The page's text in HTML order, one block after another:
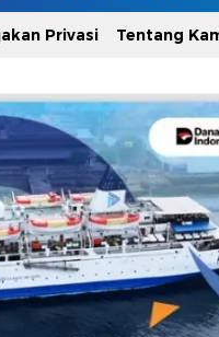
Privasi Tentang